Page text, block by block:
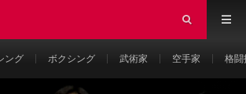
ング ボクシング 武術家 空手家 格闘